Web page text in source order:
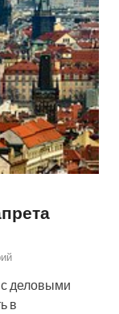
деловыми
в